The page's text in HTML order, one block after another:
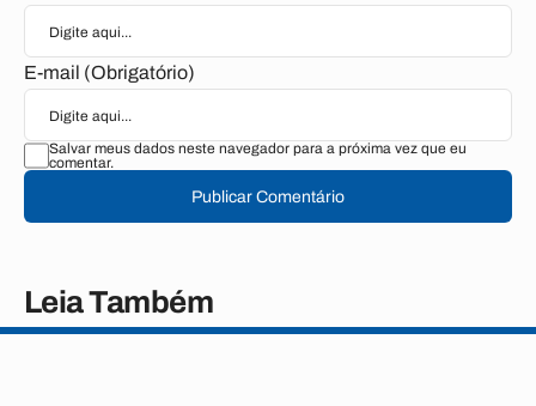
E-mail (Obrigatório)
Salvar meus dados neste navegador para a próxima vez que eu
comentar.
Publicar Comentário
Leia Também